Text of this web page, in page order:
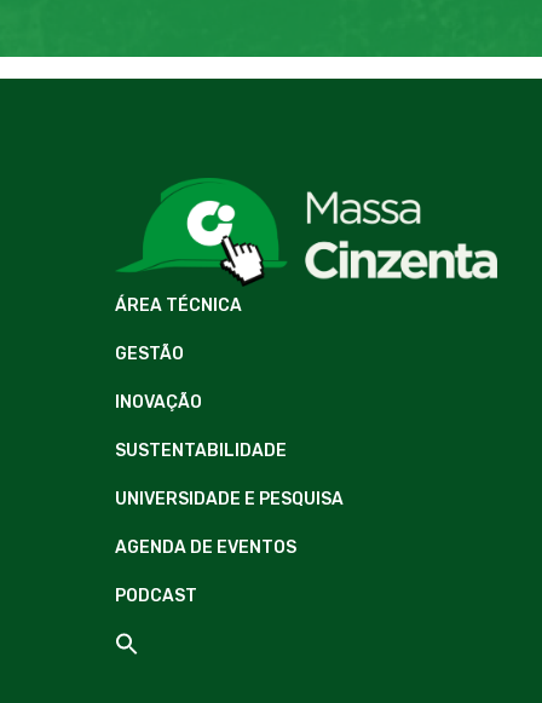
ÁREA TÉCNICA
GESTÃO
INOVAÇÃO
SUSTENTABILIDADE
UNIVERSIDADE E PESQUISA
AGENDA DE EVENTOS
PODCAST